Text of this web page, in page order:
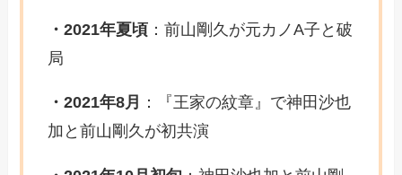
・2021年夏頃 ：前山剛久が元カノA子と破
局
・2021年8月
：『王家の紋章』で神田沙也
加と前山剛久が初共演